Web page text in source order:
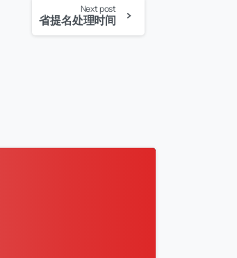
Next post
省提名处理时间